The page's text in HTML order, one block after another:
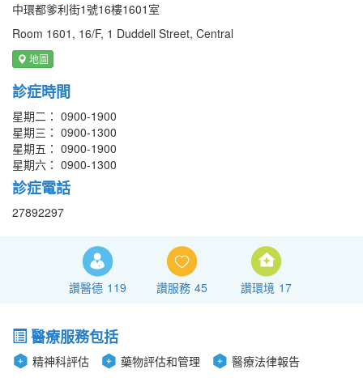
中環都爹利街1號16樓1601室
Room 1601, 16/F, 1 Duddell Street, Central
地圖
診症時間
星期二： 0900-1900
星期三： 0900-1300
星期五： 0900-1900
星期六： 0900-1300
診症電話
27892297
讚醫德 119 讚服務 45 讚環境 17
醫療服務包括
精神科評估 藥物評估和管理 醫療法律報告